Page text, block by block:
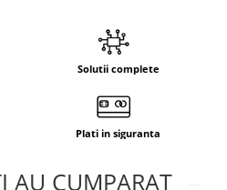
Solutii complete
Plati in siguranta
AU CUMPARAT